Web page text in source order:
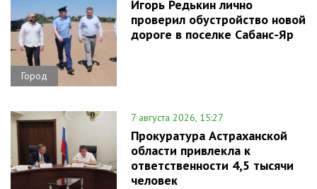
Город
Игорь Редькин лично
проверил обустройство новой
дороге в поселке Сабанс-Яр
7 августа 2026, 15:27
Прокуратура Астраханской
области привлекла к
ответственности 4,5 тысячи
человек